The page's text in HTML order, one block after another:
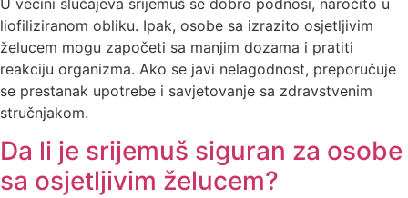
liofiliziranom obliku. Ipak, osobe sa izrazito osjetljivim
želucem mogu započeti sa manjim dozama i pratiti
reakciju organizma. Ako se javi nelagodnost, preporučuje
se prestanak upotrebe i savjetovanje sa zdravstvenim
stručnjakom.
Da li je srijemuš siguran za osobe
sa osjetljivim želucem?